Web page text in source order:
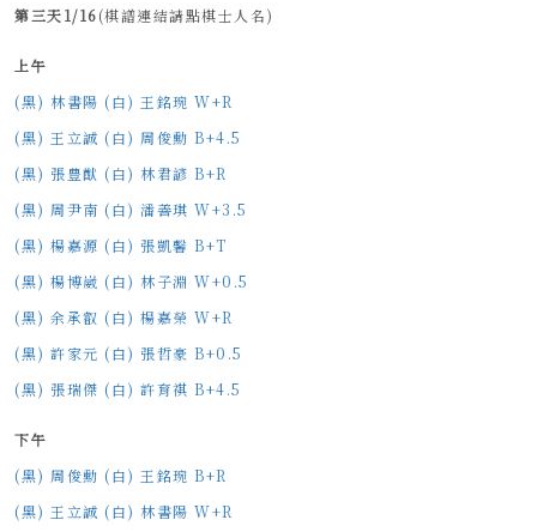
第三天1/16(棋譜連結請點棋士人名)
上午
(黑) 林書陽 (白) 王銘琬 W+R
(黑) 王立誠 (白) 周俊勳 B+4.5
(黑) 張豊猷 (白) 林君諺 B+R
(黑) 周尹南 (白) 潘善琪 W+3.5
(黑) 楊嘉源 (白) 張凱馨 B+T
(黑) 楊博崴 (白) 林子淵 W+0.5
(黑) 余承叡 (白) 楊嘉榮 W+R
(黑) 許家元 (白) 張哲豪 B+0.5
(黑) 張瑞傑 (白) 許育祺 B+4.5
下午
(黑) 周俊勳 (白) 王銘琬 B+R
(黑) 王立誠 (白) 林書陽 W+R